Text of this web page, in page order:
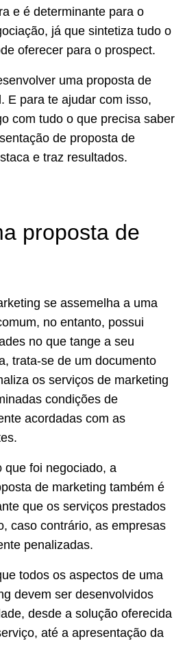
e é determinante para o
já que sintetiza tudo o
oferecer para o prospect.
uma proposta de
E para te ajudar com isso,
com tudo o que precisa saber
de proposta de
e traz resultados.
proposta de
se assemelha a uma
no entanto, possui
no que tange a seu
trata-se de um documento
os serviços de marketing
condições de
acordadas com as
que foi negociado, a
de marketing também é
que os serviços prestados
caso contrário, as empresas
penalizadas.
todos os aspectos de uma
devem ser desenvolvidos
desde a solução oferecida
até a apresentação da